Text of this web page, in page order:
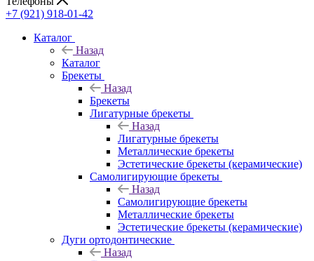
+7 (921) 918-01-42
Каталог
Назад
Каталог
Брекеты
Назад
Брекеты
Лигатурные брекеты
Назад
Лигатурные брекеты
Металлические брекеты
Эстетические брекеты (керамические)
Самолигирующие брекеты
Назад
Самолигирующие брекеты
Металлические брекеты
Эстетические брекеты (керамические)
Дуги ортодонтические
Назад